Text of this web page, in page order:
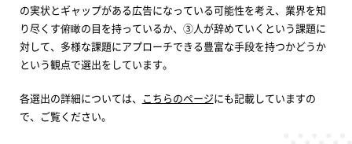
の実状とギャップがある広告になっている可能性を考え、業界を知
り尽くす俯瞰の目を持っているか、③人が辞めていくという課題に
対して、多様な課題にアプローチできる豊富な手段を持つかどうか
という観点で選出をしています。
各選出の詳細については、 こちらのページにも記載していますの
で、ご覧ください。